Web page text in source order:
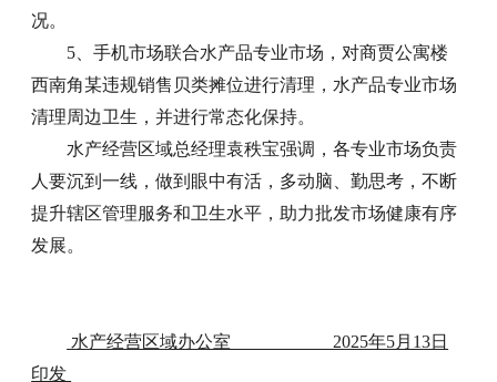
况。
5、手机市场联合水产品专业市场，对商贾公寓楼
西南角某违规销售贝类摊位进行清理，水产品专业市场
清理周边卫生，并进行常态化保持。
水产经营区域总经理袁秩宝强调，各专业市场负责
人要沉到一线，做到眼中有活，多动脑、勤思考，不断
提升辖区管理服务和卫生水平，助力批发市场健康有序
发展。
水产经营区域办公室 2025年5月13日
印发